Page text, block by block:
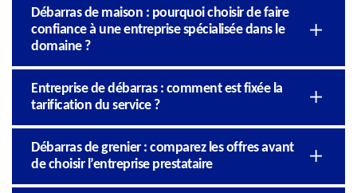
Débarras de maison : pourquoi choisir de faire
confiance à une entreprise spécialisée dans le
domaine ?
Entreprise de débarras : comment est fixée la
tarification du service ?
Débarras de grenier : comparez les offres avant
de choisir l’entreprise prestataire